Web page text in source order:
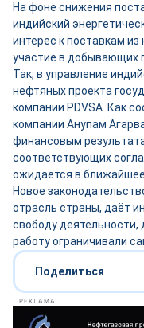
На фоне снижения
индийский
интерес к поставкам
участие в добывающих
Так, в управление
нефтяных проекта
компании PDVSA. Как
компании Анупам
финансовым
соответствующих
ожидается в
Новое
отрасль страны, даёт
свободу деятельности,
работу ограничивали
Поделиться
РЕКЛАМА